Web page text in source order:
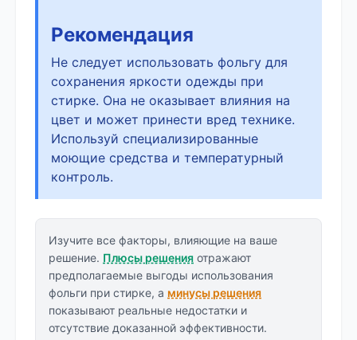
Рекомендация
Не следует использовать фольгу для
сохранения яркости одежды при
стирке. Она не оказывает влияния на
цвет и может принести вред технике.
Используй специализированные
моющие средства и температурный
контроль.
Изучите все факторы, влияющие на ваше
решение. Плюсы решения отражают
предполагаемые выгоды использования
фольги при стирке, а минусы решения
показывают реальные недостатки и
отсутствие доказанной эффективности.